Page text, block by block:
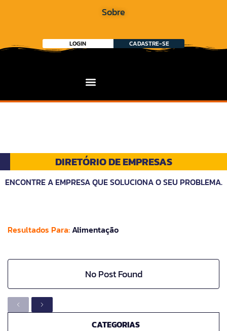
Sobre
LOGIN CADASTRE-SE
DIRETÓRIO DE EMPRESAS
ENCONTRE A EMPRESA QUE SOLUCIONA O SEU PROBLEMA.
Resultados Para:Alimentação
No Post Found
CATEGORIAS